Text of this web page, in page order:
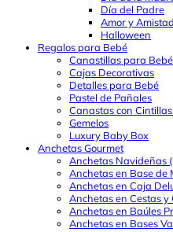
Día del Padre
Amor y Amistad
Halloween
Regalos para Bebé
Canastillas para Bebé
Cajas Decorativas
Detalles para Bebé
Pastel de Pañales
Canastas con
Gemelos
Luxury Baby Box
Anchetas Gourmet
Anchetas Navideñas
Anchetas en Base de
Anchetas en Caja
Anchetas en Cestas y
Anchetas en Baúles
Anchetas en Bases